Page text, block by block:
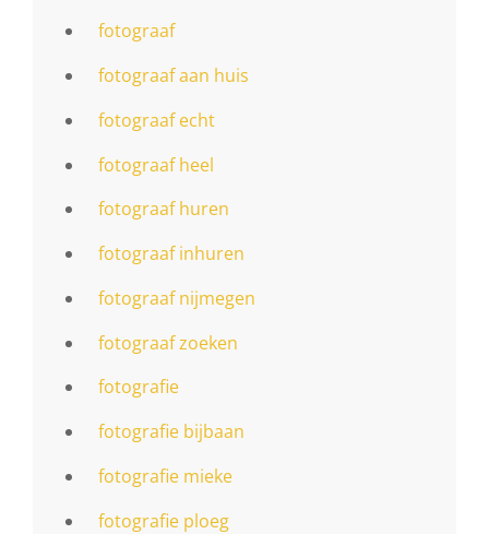
fotograaf
fotograaf aan huis
fotograaf echt
fotograaf heel
fotograaf huren
fotograaf inhuren
fotograaf nijmegen
fotograaf zoeken
fotografie
fotografie bijbaan
fotografie mieke
fotografie ploeg